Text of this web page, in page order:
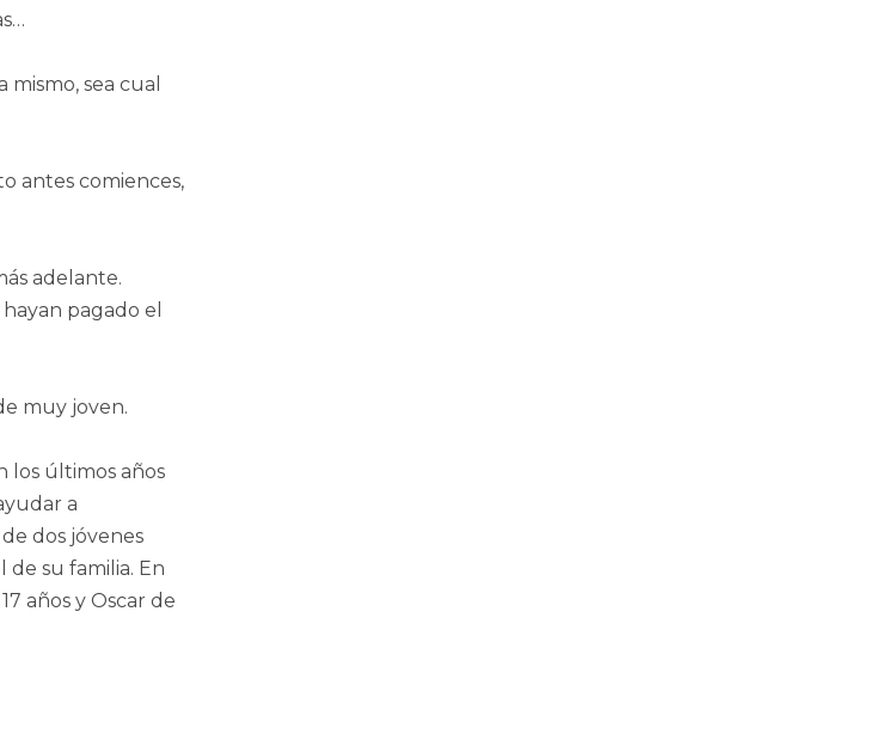
sea cual
antes comiences,
adelante.
pagado el
muy joven.
los últimos años
a
dos jóvenes
su familia. En
años y Oscar de